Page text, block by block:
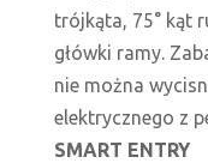
trójkąta, 75° kąt
główki ramy.
nie można
elektrycznego z
SMART ENTRY